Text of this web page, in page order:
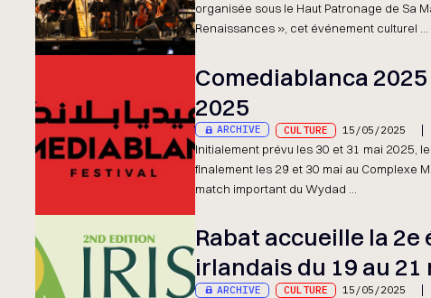
organisée sous le Haut Patronage de Sa
Renaissances », cet événement culturel ...
Comediablanca
2025
ARCHIVE CULTURE 15/05/2025
Initialement prévu les 30 et 31 mai 2025,
finalement les 29 et 30 mai au Complexe
match important du Wydad ...
Rabat accueille la
irlandais du 19 au 21
ARCHIVE CULTURE 15/05/2025